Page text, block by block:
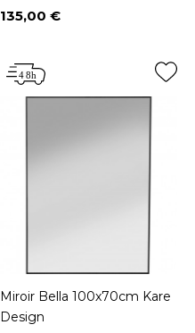
Prix
135,00 €
Miroir Bella 100x70cm Kare
Design